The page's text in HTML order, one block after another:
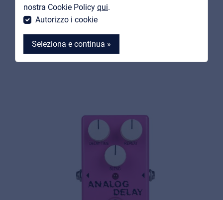
nostra Cookie Policy qui.
Autorizzo i cookie
Seleziona e continua »
MyFrenex
© 2026 Frenexport SpA
Cookie information
PRODOTTI
CORRELATI